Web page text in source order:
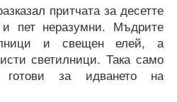
притчата за десетте
пет неразумни. Мъдрите
и свещен елей, а
светилници. Така само
за идването на